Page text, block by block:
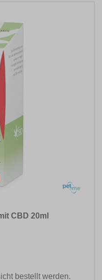
CBD 20ml
bestellt werden.